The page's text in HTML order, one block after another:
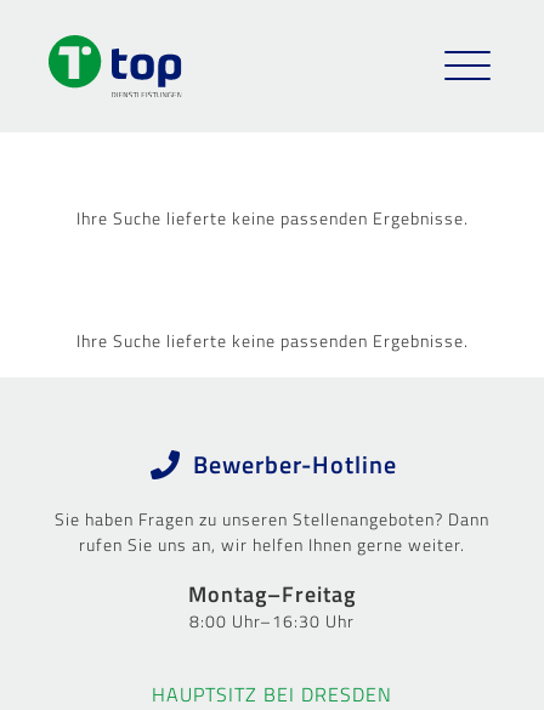
Ihre Suche lieferte keine passenden Ergebnisse.
Ihre Suche lieferte keine passenden Ergebnisse.
Bewerber-Hotline
Sie haben Fragen zu unseren Stellenangeboten? Dann
rufen Sie uns an, wir helfen Ihnen gerne weiter.
Montag–Freitag
8:00 Uhr–16:30 Uhr
HAUPTSITZ BEI DRESDEN